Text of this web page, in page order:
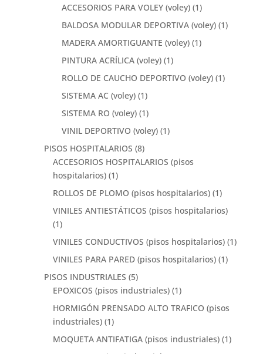
ACCESORIOS PARA VOLEY (voley) (1)
BALDOSA MODULAR DEPORTIVA (voley) (1)
MADERA AMORTIGUANTE (voley) (1)
PINTURA ACRÍLICA (voley) (1)
ROLLO DE CAUCHO DEPORTIVO (voley) (1)
SISTEMA AC (voley) (1)
SISTEMA RO (voley) (1)
VINIL DEPORTIVO (voley) (1)
PISOS HOSPITALARIOS (8)
ACCESORIOS HOSPITALARIOS (pisos
hospitalarios) (1)
ROLLOS DE PLOMO (pisos hospitalarios) (1)
VINILES ANTIESTÁTICOS (pisos hospitalarios)
(1)
VINILES CONDUCTIVOS (pisos hospitalarios) (1)
VINILES PARA PARED (pisos hospitalarios) (1)
PISOS INDUSTRIALES (5)
EPOXICOS (pisos industriales) (1)
HORMIGÓN PRENSADO ALTO TRAFICO (pisos
industriales) (1)
MOQUETA ANTIFATIGA (pisos industriales) (1)